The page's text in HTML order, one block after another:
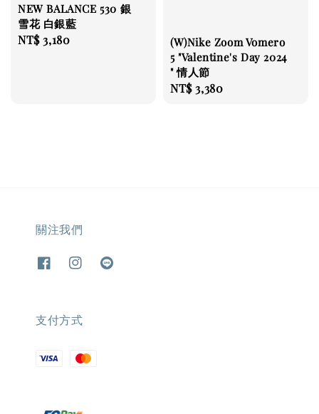
NEW BALANCE 530 銀
雪花 白銀藍
Regular
NT$ 3,180
(W)Nike Zoom Vomero
5 "Valentine's Day 2024
" 情人節
Regular
NT$ 3,380
關注我們
支付方式